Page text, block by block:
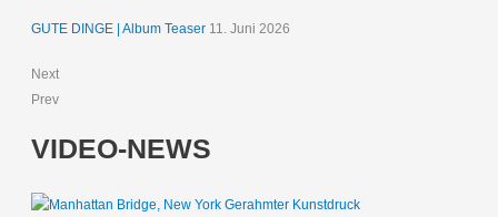
GUTE DINGE | Album Teaser 11. Juni 2026
Next
Prev
VIDEO-NEWS